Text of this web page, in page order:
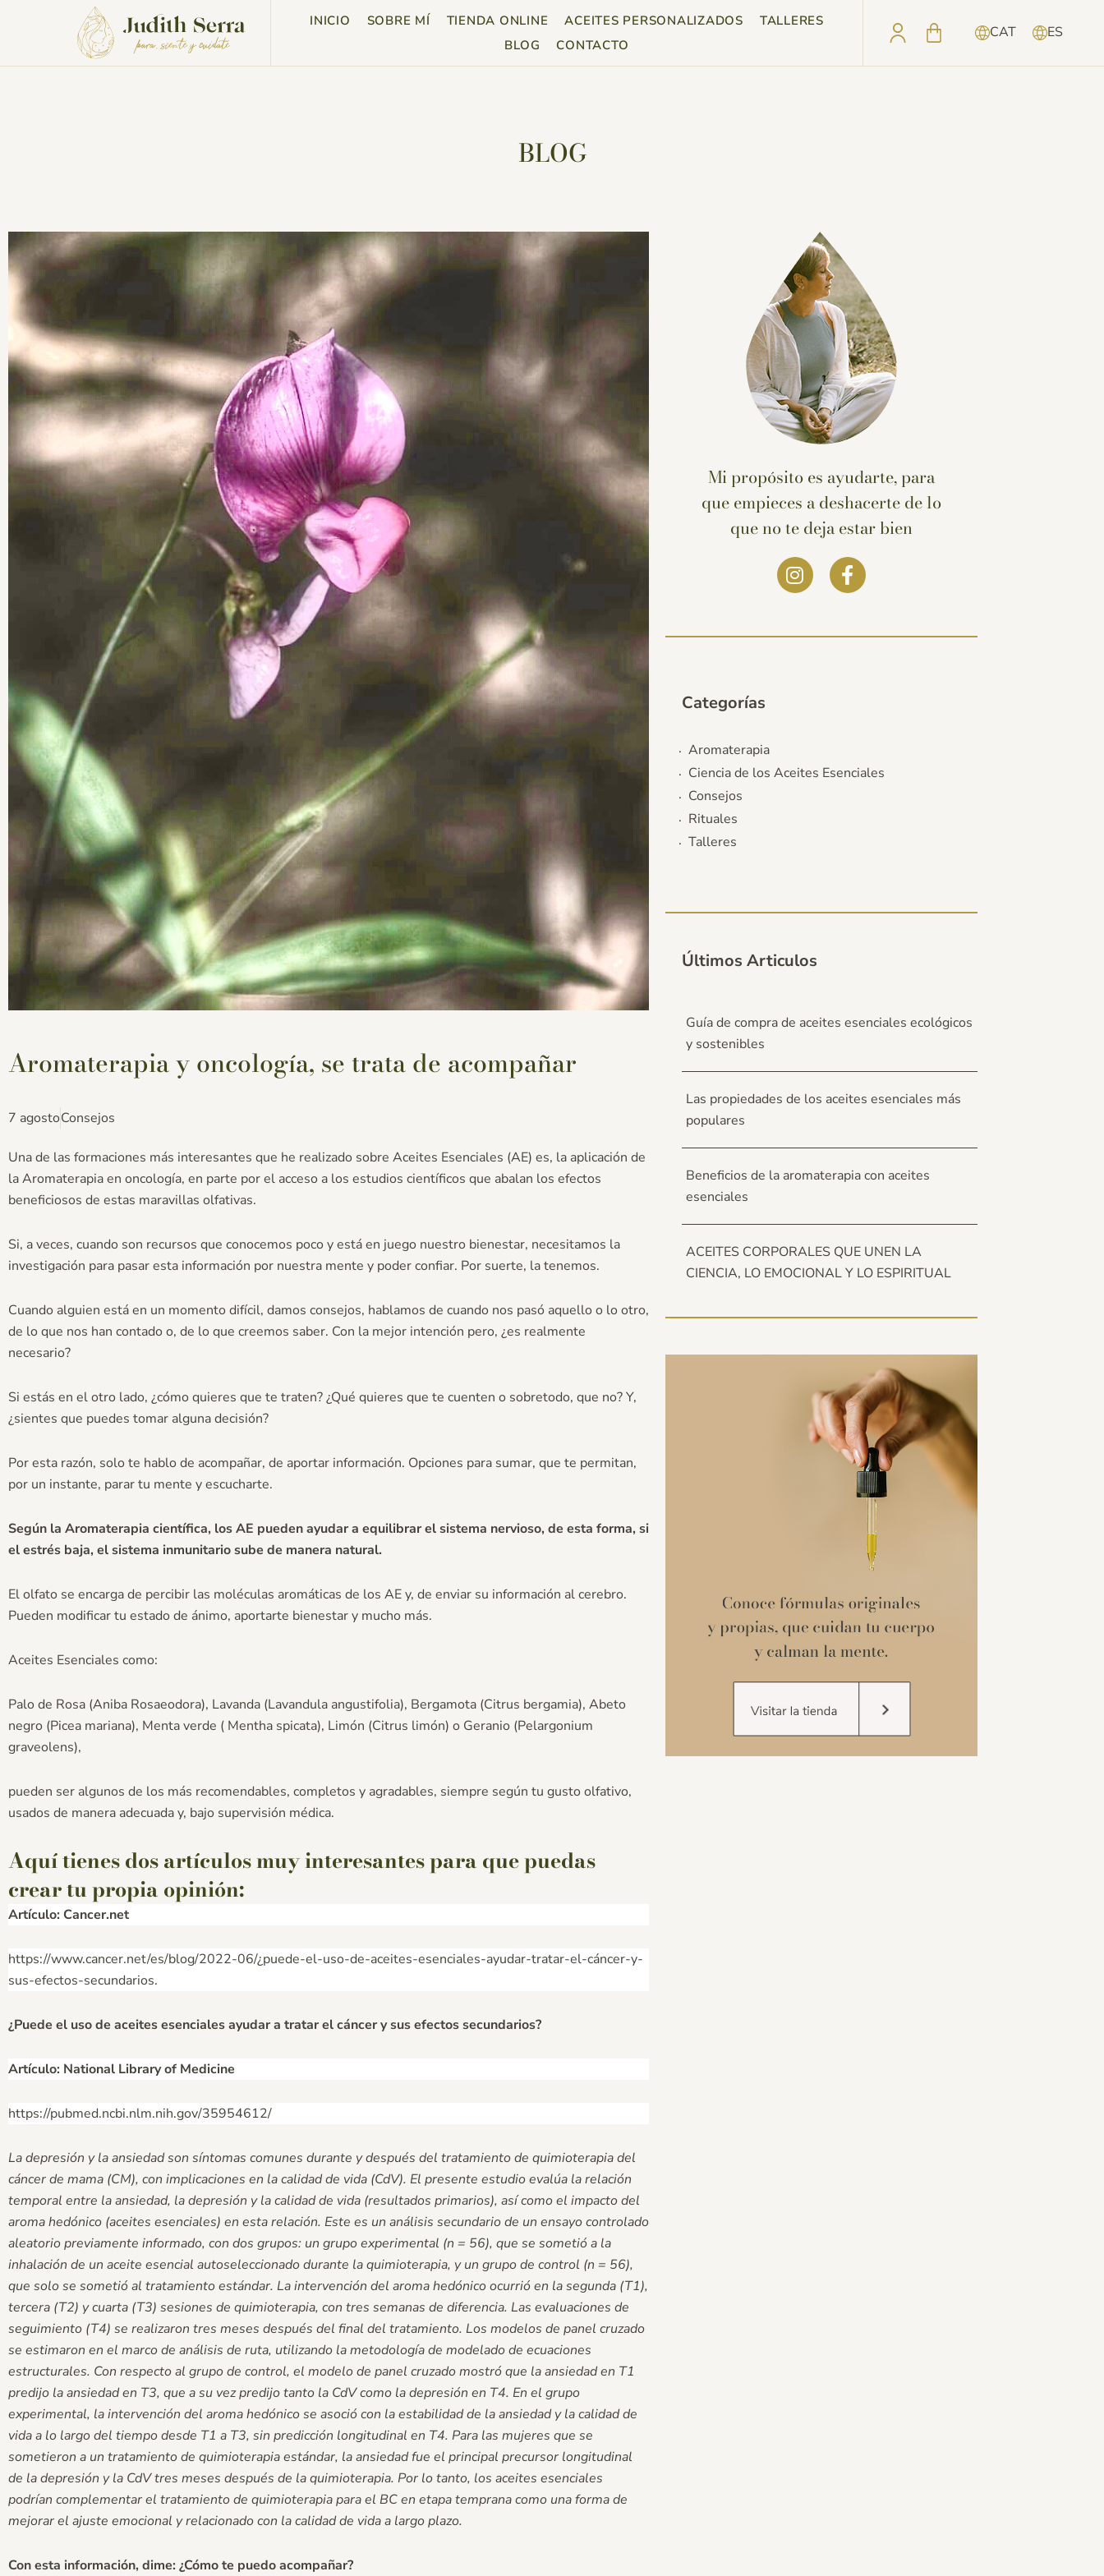
INICIO SOBRE MÍ TIENDA ONLINE ACEITES PERSONALIZADOS
TALLERES
BLOG
CONTACTO
CAT ES
BLOG
Aromaterapia y oncología, se trata de acompañar
7 agostoConsejos
Una de las formaciones más interesantes que he realizado sobre Aceites Esenciales (AE) es, la aplicación de
la Aromaterapia en oncología, en parte por el acceso a los estudios científicos que abalan los efectos
beneficiosos de estas maravillas olfativas.
Si, a veces, cuando son recursos que conocemos poco y está en juego nuestro bienestar, necesitamos la
investigación para pasar esta información por nuestra mente y poder confiar. Por suerte, la tenemos.
Cuando alguien está en un momento difícil, damos consejos, hablamos de cuando nos pasó aquello o lo otro,
de lo que nos han contado o, de lo que creemos saber. Con la mejor intención pero, ¿es realmente
necesario?
Si estás en el otro lado, ¿cómo quieres que te traten? ¿Qué quieres que te cuenten o sobretodo, que no? Y,
¿sientes que puedes tomar alguna decisión?
Por esta razón, solo te hablo de acompañar, de aportar información. Opciones para sumar, que te permitan,
por un instante, parar tu mente y escucharte.
Según la Aromaterapia científica, los AE pueden ayudar a equilibrar el sistema nervioso, de esta forma, si
el estrés baja, el sistema inmunitario sube de manera natural.
El olfato se encarga de percibir las moléculas aromáticas de los AE y, de enviar su información al cerebro.
Pueden modificar tu estado de ánimo, aportarte bienestar y mucho más.
Aceites Esenciales como:
Palo de Rosa (Aniba Rosaeodora), Lavanda (Lavandula angustifolia), Bergamota (Citrus bergamia), Abeto
negro (Picea mariana), Menta verde ( Mentha spicata), Limón (Citrus limón) o Geranio (Pelargonium
graveolens),
pueden ser algunos de los más recomendables, completos y agradables, siempre según tu gusto olfativo,
usados de manera adecuada y, bajo supervisión médica.
Aquí tienes dos artículos muy interesantes para que puedas
crear tu propia opinión:
Artículo: Cancer.net
https://www.cancer.net/es/blog/2022-06/¿puede-el-uso-de-aceites-esenciales-ayudar-tratar-el-cáncer-y-
sus-efectos-secundarios.
¿Puede el uso de aceites esenciales ayudar a tratar el cáncer y sus efectos secundarios?
Artículo: National Library of Medicine
https://pubmed.ncbi.nlm.nih.gov/35954612/
La depresión y la ansiedad son síntomas comunes durante y después del tratamiento de quimioterapia del
cáncer de mama (CM), con implicaciones en la calidad de vida (CdV). El presente estudio evalúa la relación
temporal entre la ansiedad, la depresión y la calidad de vida (resultados primarios), así como el impacto del
aroma hedónico (aceites esenciales) en esta relación. Este es un análisis secundario de un ensayo controlado
aleatorio previamente informado, con dos grupos: un grupo experimental (n = 56), que se sometió a la
inhalación de un aceite esencial autoseleccionado durante la quimioterapia, y un grupo de control (n = 56),
que solo se sometió al tratamiento estándar. La intervención del aroma hedónico ocurrió en la segunda (T1),
tercera (T2) y cuarta (T3) sesiones de quimioterapia, con tres semanas de diferencia. Las evaluaciones de
seguimiento (T4) se realizaron tres meses después del final del tratamiento. Los modelos de panel cruzado
se estimaron en el marco de análisis de ruta, utilizando la metodología de modelado de ecuaciones
estructurales. Con respecto al grupo de control, el modelo de panel cruzado mostró que la ansiedad en T1
predijo la ansiedad en T3, que a su vez predijo tanto la CdV como la depresión en T4. En el grupo
experimental, la intervención del aroma hedónico se asoció con la estabilidad de la ansiedad y la calidad de
vida a lo largo del tiempo desde T1 a T3, sin predicción longitudinal en T4. Para las mujeres que se
sometieron a un tratamiento de quimioterapia estándar, la ansiedad fue el principal precursor longitudinal
de la depresión y la CdV tres meses después de la quimioterapia. Por lo tanto, los aceites esenciales
podrían complementar el tratamiento de quimioterapia para el BC en etapa temprana como una forma de
mejorar el ajuste emocional y relacionado con la calidad de vida a largo plazo.
Con esta información, dime: ¿Cómo te puedo acompañar?
Mi propósito es ayudarte, para
que empieces a deshacerte de lo
que no te deja estar bien
Categorías
Aromaterapia
Ciencia de los Aceites Esenciales
Consejos
Rituales
Talleres
Últimos Articulos
Guía de compra de aceites esenciales ecológicos
y sostenibles
Las propiedades de los aceites esenciales más
populares
Beneficios de la aromaterapia con aceites
esenciales
ACEITES CORPORALES QUE UNEN LA
CIENCIA, LO EMOCIONAL Y LO ESPIRITUAL